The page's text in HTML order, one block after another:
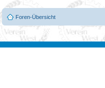
Foren-Übersicht